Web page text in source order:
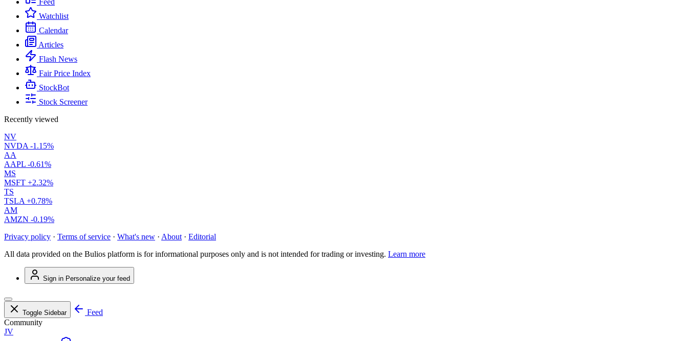
Feed
Watchlist
Calendar
Articles
Flash News
Fair Price Index
StockBot
Stock Screener
Recently viewed
NV
NVDA -1.15%
AA
AAPL -0.61%
MS
MSFT +2.32%
TS
TSLA +0.78%
AM
AMZN -0.19%
Privacy policy · Terms of service · What's new · About · Editorial
All data provided on the Bulios platform is for informational purposes only and is not intended for trading or investing. Learn more
Sign in Personalize your feed
Toggle Sidebar
Feed
Community
JV